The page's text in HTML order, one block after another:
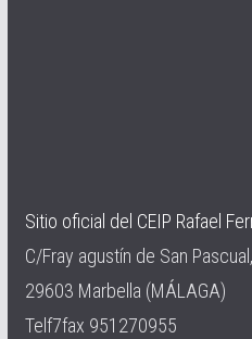
Sitio oficial del CEIP Rafael
C/Fray agustín de San
29603 Marbella (MÁLAGA)
Telf7fax 951270955